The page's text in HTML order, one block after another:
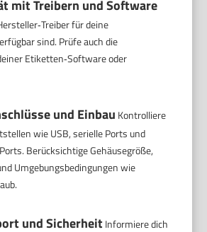
mit Treibern und Software
für deine
sind. Prüfe auch die
Etiketten‑Software oder
und Einbau Kontrolliere
wie USB, serielle Ports und
Berücksichtige Gehäusegröße,
Umgebungsbedingungen wie
und Sicherheit Informiere dich